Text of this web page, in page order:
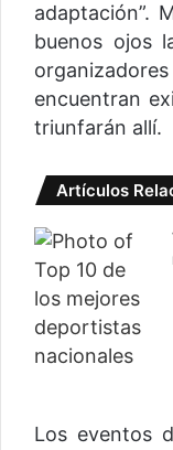
adaptación”.
buenos ojos
encuentran
triunfarán allí.
Artículos
Los eventos